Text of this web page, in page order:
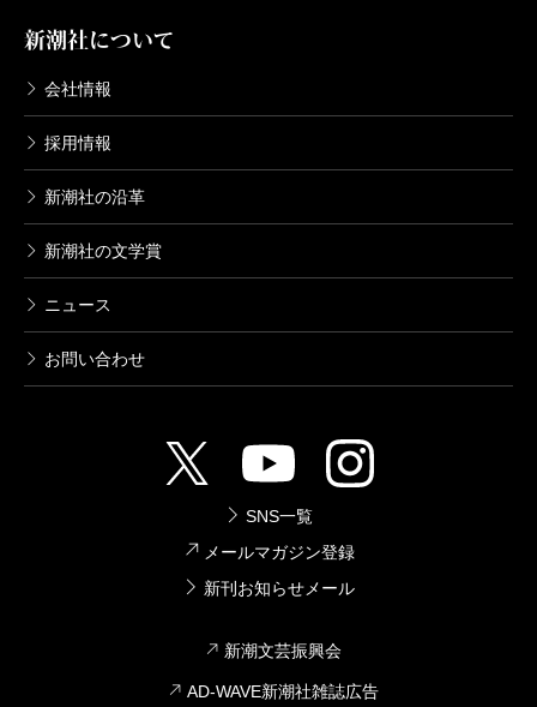
新潮社について
会社情報
採用情報
新潮社の沿革
新潮社の文学賞
ニュース
お問い合わせ
SNS一覧
メールマガジン登録
新刊お知らせメール
新潮文芸振興会
AD-WAVE新潮社雑誌広告